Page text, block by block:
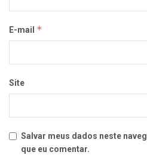
E-mail *
Site
Salvar meus dados neste
que eu comentar.